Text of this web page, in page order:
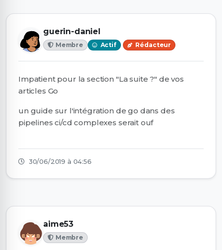
guerin-daniel
Membre Actif Rédacteur
Impatient pour la section "La suite ?" de vos
articles Go
un guide sur l'intégration de go dans des
pipelines ci/cd complexes serait ouf
30/06/2019 à 04:56
aime53
Membre